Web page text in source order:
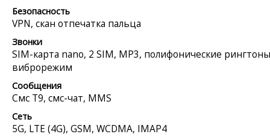
Безопасность
VPN, скан отпечатка пальца
Звонки
SIM-карта nano, 2 SIM, MP3, полифонические
виброрежим
Сообщения
Смс Т9, смс-чат, MMS
Сеть
5G, LTE (4G), GSM, WCDMA, IMAP4